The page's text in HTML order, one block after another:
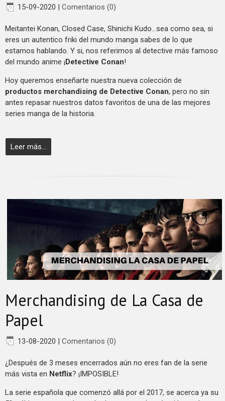
15-09-2020 Comentarios (0)
Meitantei Konan, Closed Case, Shinichi Kudo...sea como sea, si
eres un autentico friki del mundo manga sabes de lo que
estamos hablando. Y si, nos referimos al detective más famoso
del mundo anime ¡ Detective Conan!
Hoy queremos enseñarte nuestra nueva colección de
productos merchandising de Detective Conan, pero no sin
antes repasar nuestros datos favoritos de una de las mejores
series manga de la historia.
Leer más...
Merchandising de La Casa de
Papel
13-08-2020 | Comentarios (0)
¿Después de 3 meses encerrados aún no eres fan de la serie
más vista en Netflix? ¡IMPOSIBLE!
La serie española que comenzó allá por el 2017, se acerca ya su